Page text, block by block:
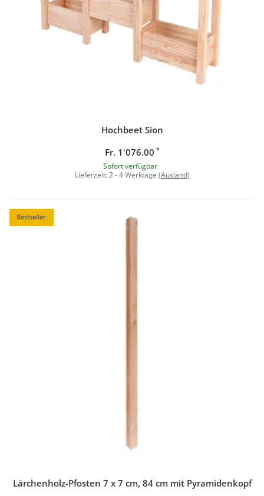
Hochbeet Sion
Fr. 1'076.00 *
Sofort verfügbar
Lieferzeit: 2 - 4 Werktage (Ausland)
Bestseller
Lärchenholz-Pfosten 7 x 7 cm, 84 cm mit Pyramidenkopf